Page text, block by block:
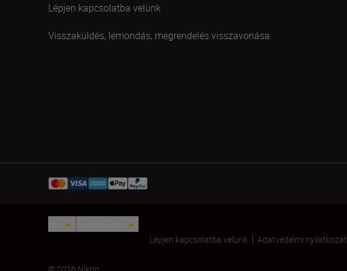
Lépjen kapcsolatba velünk
Visszaküldés, lemondás, megrendelés visszavonása
Lépjen kapcsolatba velünk Adatvédelmi nyilatkozat